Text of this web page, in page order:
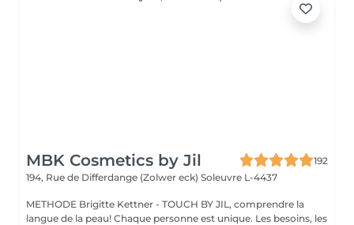
MBK Cosmetics by Jil
192
194, Rue de Differdange (Zolwer eck) Soleuvre L-4437
METHODE Brigitte Kettner - TOUCH BY JIL, comprendre la
langue de la peau! Chaque personne est unique. Les besoins, les